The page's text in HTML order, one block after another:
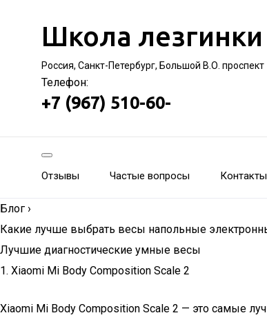
Школа лезгинки
Россия, Санкт-Петербург, Большой В.О. проспект
Телефон:
+7 (967) 510-60-
Отзывы Частые вопросы Контакты
Блог ›
Какие лучше выбрать весы напольные
Лучшие диагностические умные весы
1. Xiaomi Mi Body Composition Scale 2
Xiaomi Mi Body Composition Scale 2 — это самые